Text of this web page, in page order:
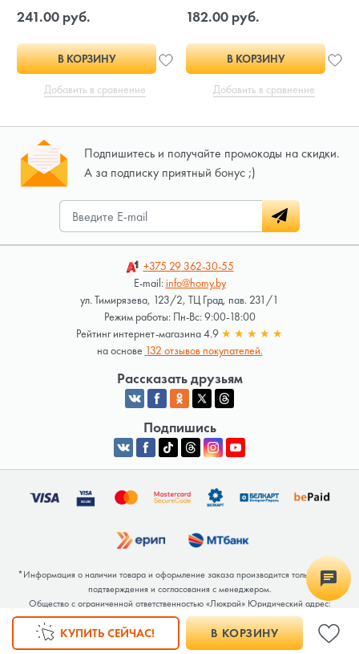
В КОРЗИНУ
КУПИТЬ СЕЙЧАС!
241.00 руб.
В КОРЗИНУ
Добавить в сравнение
182.00 руб.
В КОРЗИНУ
Добавить в сравнение
Подпишитесь и получайте промокоды на скидки.
А за подписку приятный бонус ;)
+375 29362-30-55
E-mail:info@homy.by
ул. Тимирязева, 123/2, ТЦ Град, пав. 231/1
Режим работы: Пн-Вс: 9:00-18:00
Рейтинг интернет-магазина 4.9 ★ ★ ★ ★ ★
на основе 132 отзывов покупателей.
Рассказать друзьям
Подпишись
*Информация о наличии товара и оформление заказа производится только после
подтверждения и согласования с менеджером.
Общество с ограниченной ответственностью «Люкрай» Юридический адрес:
220062, г. Минск, ул. Тимирязева, дом 123, корп. 2, оф. 367/2 Почтовый адрес:
220062, г. Минск, ул. Тимирязева, дом 123, корп. 2, оф. 367/2 УНП 691764371
Интернет-магазин зарегистрирован в Торговом реестре РБ под номером 768117 от